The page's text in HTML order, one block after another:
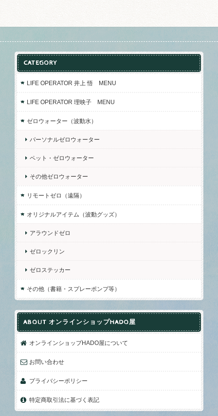
CATEGORY
LIFE OPERATOR 井上 悟 MENU
LIFE OPERATOR 理映子 MENU
ゼロウォーター（波動水）
パーソナルゼロウォーター
ペット・ゼロウォーター
その他ゼロウォーター
リモートゼロ（遠隔）
オリジナルアイテム（波動グッズ）
アラウンドゼロ
ゼロックリン
ゼロステッカー
その他（書籍・スプレーポンプ等）
ABOUT オンラインショップHADO屋
オンラインショップHADO屋について
お問い合わせ
プライバシーポリシー
特定商取引法に基づく表記